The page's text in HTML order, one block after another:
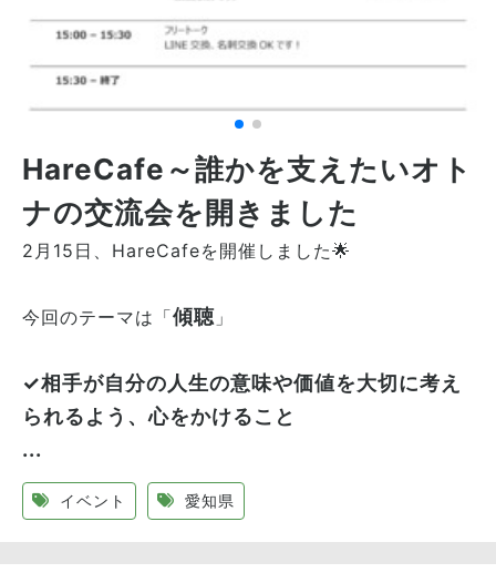
HareCafe～誰かを支えたいオト
ナの交流会を開きました
2月15日、HareCafeを開催しました🌟
今回のテーマは「傾聴 」
✓相手が自分の人生の意味や価値を大切に考え
られるよう、心をかけること
...
イベント 愛知県